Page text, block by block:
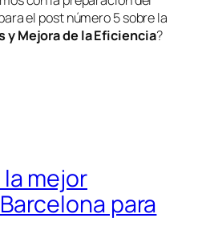
el post número 5 sobre la
y Mejora de la Eficiencia?
mejor
para